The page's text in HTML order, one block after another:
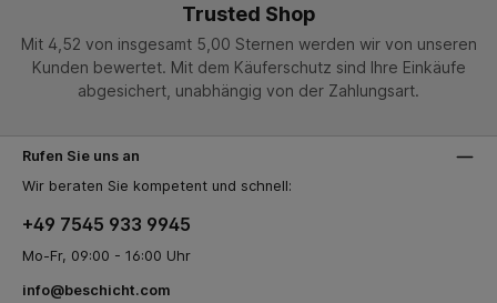
Trusted Shop
Mit 4,52 von insgesamt 5,00 Sternen werden wir von unseren
Kunden bewertet. Mit dem Käuferschutz sind Ihre Einkäufe
abgesichert, unabhängig von der Zahlungsart.
Rufen Sie uns an
Wir beraten Sie kompetent und schnell:
+49 7545 933 9945
Mo-Fr, 09:00 - 16:00 Uhr
info@beschicht.com